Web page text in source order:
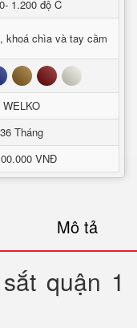
1.200 độ C
khoá chìa và tay cầm
Nâu Đỏ Trắng
WELKO
36 Tháng
VNĐ
Mô tả
quận 1